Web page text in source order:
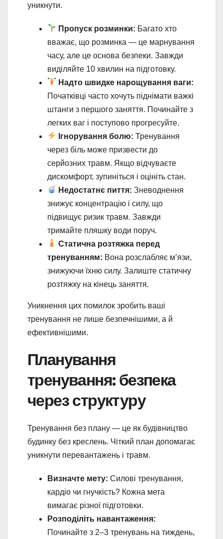
уникнути.
Пропуск розминки: Багато хто
вважає, що розминка — це марнування
часу, але це основа безпеки. Завжди
виділяйте 10 хвилин на підготовку.
Надто швидке нарощування ваги:
Початківці часто хочуть піднімати важкі
штанги з першого заняття. Починайте з
легких ваг і поступово прогресуйте.
Ігнорування болю: Тренування
через біль може призвести до
серйозних травм. Якщо відчуваєте
дискомфорт, зупиніться і оцініть стан.
Недостатнє пиття: Зневоднення
знижує концентрацію і силу, що
підвищує ризик травм. Завжди
тримайте пляшку води поруч.
Статична розтяжка перед
тренуванням: Вона розслабляє м’язи,
знижуючи їхню силу. Залиште статичну
розтяжку на кінець заняття.
Уникнення цих помилок зробить ваші
тренування не лише безпечнішими, а й
ефективнішими.
Планування
тренування: безпека
через структуру
Тренування без плану — це як будівництво
будинку без креслень. Чіткий план допомагає
уникнути перевантажень і травм.
Визначте мету: Силові тренування,
кардіо чи гнучкість? Кожна мета
вимагає різної підготовки.
Розподіліть навантаження:
Починайте з 2–3 тренувань на тиждень,